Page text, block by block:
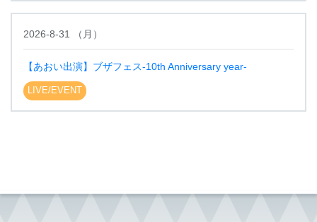
2026-8-31 （ 月 ）
【あおい出演】ブザフェス-10th Anniversary year-
LIVE/EVENT